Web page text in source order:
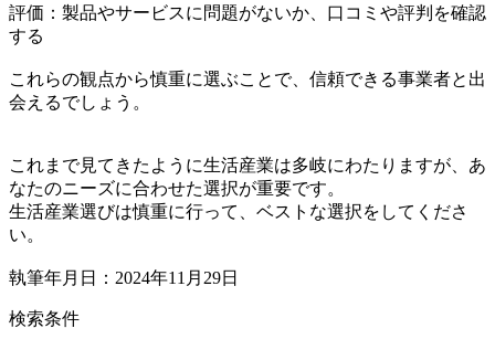
評価：製品やサービスに問題がないか、口コミや評判を確認
する
これらの観点から慎重に選ぶことで、信頼できる事業者と出
会えるでしょう。
これまで見てきたように生活産業は多岐にわたりますが、あ
なたのニーズに合わせた選択が重要です。
生活産業選びは慎重に行って、ベストな選択をしてくださ
い。
執筆年月日：2024年11月29日
検索条件